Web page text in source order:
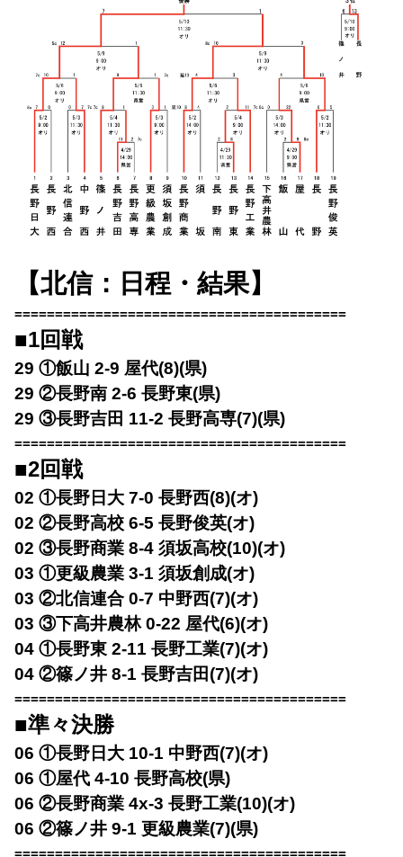
【北信：日程・結果】
=========================================
■1回戦
29 ①飯山 2-9 屋代(8)(県)
29 ②長野南 2-6 長野東(県)
29 ③長野吉田 11-2 長野高専(7)(県)
=========================================
■2回戦
02 ①長野日大 7-0 長野西(8)(オ)
02 ②長野高校 6-5 長野俊英(オ)
02 ③長野商業 8-4 須坂高校(10)(オ)
03 ①更級農業 3-1 須坂創成(オ)
03 ②北信連合 0-7 中野西(7)(オ)
03 ③下高井農林 0-22 屋代(6)(オ)
04 ①長野東 2-11 長野工業(7)(オ)
04 ②篠ノ井 8-1 長野吉田(7)(オ)
=========================================
■準々決勝
06 ①長野日大 10-1 中野西(7)(オ)
06 ①屋代 4-10 長野高校(県)
06 ②長野商業 4x-3 長野工業(10)(オ)
06 ②篠ノ井 9-1 更級農業(7)(県)
=========================================